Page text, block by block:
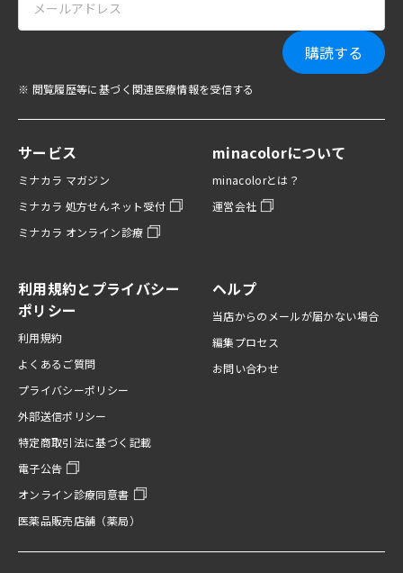
購読する
※ 閲覧履歴等に基づく関連医療情報を受信する
サービス
ミナカラ マガジン
ミナカラ 処方せんネット受付
ミナカラ オンライン診療
minacolorについて
minacolorとは？
運営会社
利用規約とプライバシー
ポリシー
利用規約
よくあるご質問
プライバシーポリシー
外部送信ポリシー
特定商取引法に基づく記載
電子公告
オンライン診療同意書
医薬品販売店舗（薬局）
ヘルプ
当店からのメールが届かない場合
編集プロセス
お問い合わせ